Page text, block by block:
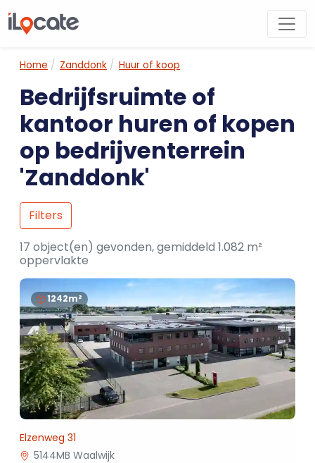
Home Zanddonk Huur of koop
Bedrijfsruimte of
kantoor huren of kopen
op bedrijventerrein
'Zanddonk'
Filters
17 object(en) gevonden, gemiddeld 1.082 m²
oppervlakte
1242m²
Elzenweg 31
5144MB Waalwijk